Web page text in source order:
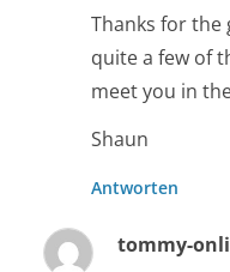
Thanks for the
quite a few of
meet you in
Shaun
Antworten
tommy-